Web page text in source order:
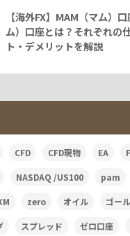
【海外FX】MAM（マム）
ム）口座とは？それぞれの
ト・デメリットを解説
CFD CFD現物 EA
NASDAQ /US100 pam
zero オイル ゴー
スプレッド ゼロ口座